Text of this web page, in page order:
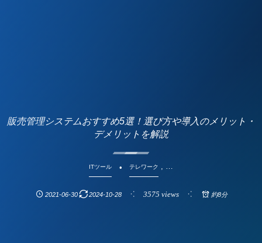
販売管理システムおすすめ5選！選び方や導入のメリット・
デメリットを解説
ITツール テレワーク , …
2021-06-30 2024-10-28 3575 views 約8分